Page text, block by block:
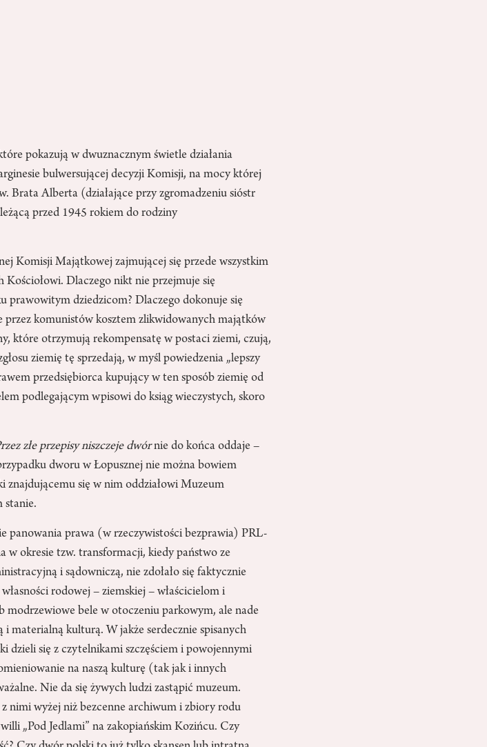
pokazują w dwuznacznym świetle działania
bulwersującej decyzji Komisji, na mocy której
Brata Alberta (działające przy zgromadzeniu sióstr
przed 1945 rokiem do rodziny
Komisji Majątkowej zajmującej się przede wszystkim
Dlaczego nikt nie przejmuje się
prawowitym dziedzicom? Dlaczego dokonuje się
przez komunistów kosztem zlikwidowanych majątków
które otrzymują rekompensatę w postaci ziemi, czują,
ziemię tę sprzedają, w myśl powiedzenia „lepszy
przedsiębiorca kupujący w ten sposób ziemię od
podlegającym wpisowi do ksiąg wieczystych, skoro
złe przepisy niszczeje dwórnie do końca oddaje –
dworu w Łopusznej nie można bowiem
znajdującemu się w nim oddziałowi Muzeum
stanie.
panowania prawa (w rzeczywistości bezprawia) PRL-
w okresie tzw. transformacji, kiedy państwo ze
i sądowniczą, nie zdołało się faktycznie
rodowej – ziemskiej – właścicielom i
bele w otoczeniu parkowym, ale nade
materialną kulturą. W jakże serdecznie spisanych
dzieli się z czytelnikami szczęściem i powojennymi
na naszą kulturę (tak jak i innych
Nie da się żywych ludzi zastąpić muzeum.
nimi wyżej niż bezcenne archiwum i zbiory rodu
„Pod Jedlami” na zakopiańskim Kozińcu. Czy